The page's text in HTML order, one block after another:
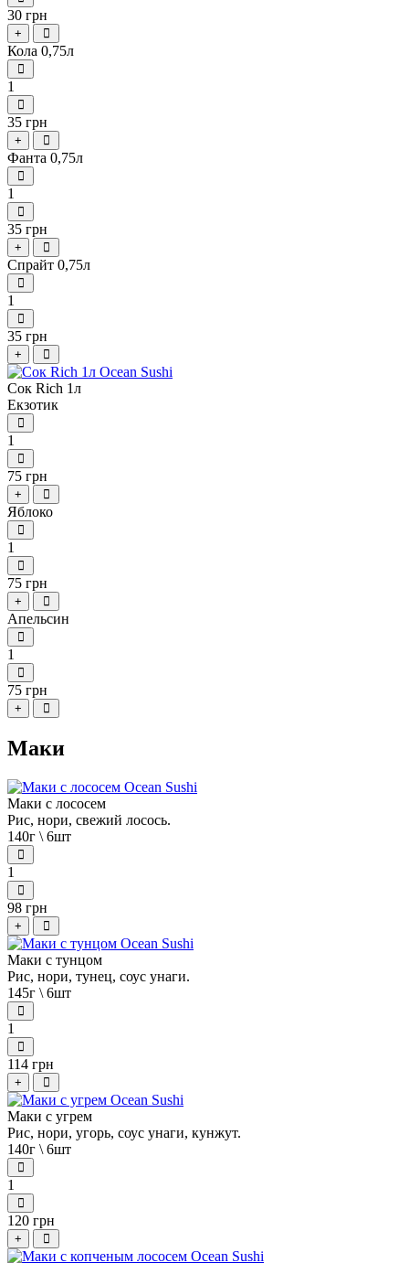
30 грн
+
Кола 0,75л
1
35 грн
+
Фанта 0,75л
1
35 грн
+
Спрайт 0,75л
1
35 грн
+
Сок Rich 1л
Екзотик
1
75 грн
+
Яблоко
1
75 грн
+
Апельсин
1
75 грн
+
Маки
Маки с лососем
Рис, нори, свежий лосось.
140г \ 6шт
1
98 грн
+
Маки с тунцом
Рис, нори, тунец, соус унаги.
145г \ 6шт
1
114 грн
+
Маки с угрем
Рис, нори, угорь, соус унаги, кунжут.
140г \ 6шт
1
120 грн
+